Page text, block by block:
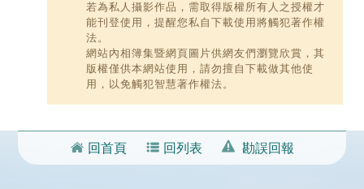
若為私人攝影作品，需取得版權所有人之授權才
能刊登使用，提醒您私自下載使用將觸犯著作權
法。
網站內相簿集暨網頁圖片供網友們瀏覽欣賞，其
版權僅供本網站使用，請勿擅自下載做其他使
用，以免觸犯智慧著作權法。
回首頁 回列表 勘誤回報